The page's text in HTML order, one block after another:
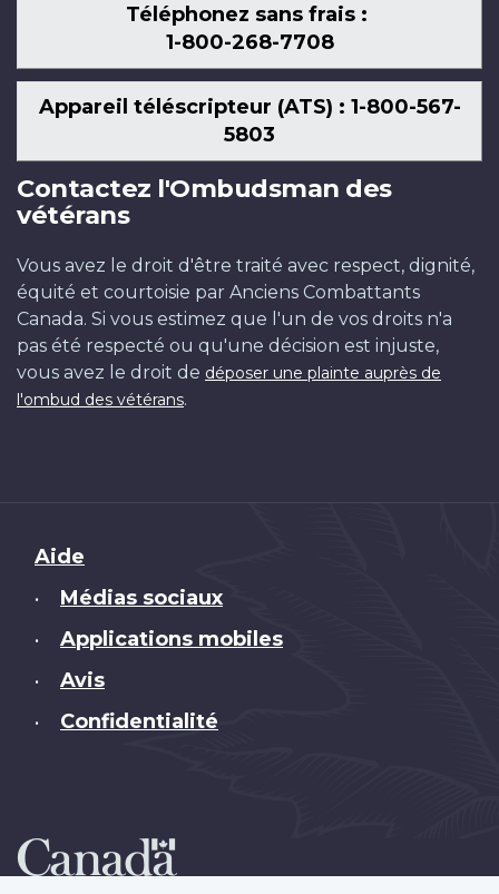
Téléphonez sans frais :
1-800-268-7708
Appareil téléscripteur (ATS) : 1-800-567-
5803
Contactez l'Ombudsman des
vétérans
Vous avez le droit d'être traité avec respect, dignité,
équité et courtoisie par Anciens Combattants
Canada. Si vous estimez que l'un de vos droits n'a
pas été respecté ou qu'une décision est injuste,
vous avez le droit de déposer une plainte auprès de
l'ombud des vétérans.
Brand
Aide
• Médias sociaux
• Applications mobiles
• Avis
• Confidentialité